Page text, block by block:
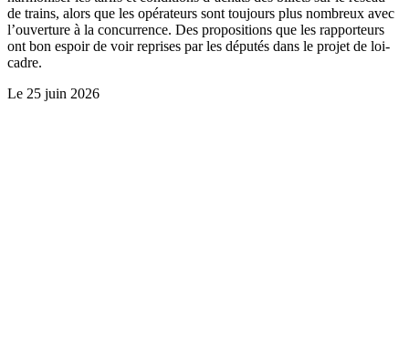
de trains, alors que les opérateurs sont toujours plus nombreux avec
l’ouverture à la concurrence. Des propositions que les rapporteurs
ont bon espoir de voir reprises par les députés dans le projet de loi-
cadre.
Le 25 juin 2026